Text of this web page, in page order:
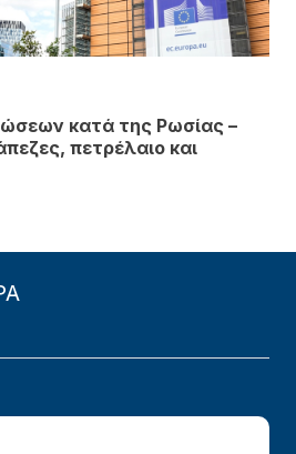
κατά της Ρωσίας –
πετρέλαιο και